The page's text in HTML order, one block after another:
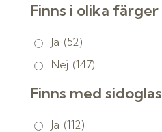
Finns i olika färger
Ja (52)
Nej (147)
Finns med sidoglas
Ja (112)